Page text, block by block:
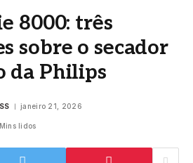
8000: três
sobre o secador
da Philips
janeiro 21, 2026
lidos